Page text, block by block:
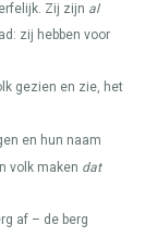
Zij zijn al
zij hebben voor
gezien en zie, het
en hun naam
volk maken dat
af – de berg